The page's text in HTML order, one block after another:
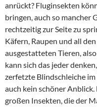
anrückt? Fluginsekten
bringen, auch so mancher
rechtzeitig zur Seite zu
Käfern, Raupen und all
ausgestatteten Tieren,
kann sich das jeder
zerfetzte Blindschleiche
auch kein schöner
großen Insekten, die der